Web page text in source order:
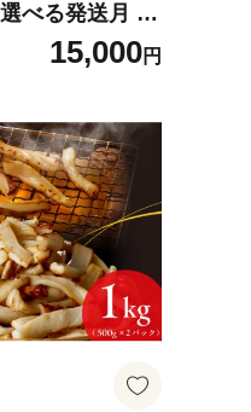
べる発送月 肉
カット済み 味
まみ お酒のあ
料無料_HD10
15,000円